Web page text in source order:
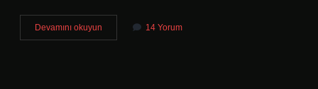
Devamını okuyun
Kaşıntı
14 Yorum